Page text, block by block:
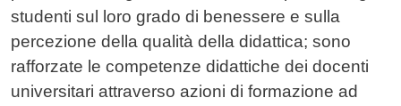
studenti sul loro grado di benessere e sulla
percezione della qualità della didattica; sono
rafforzate le competenze didattiche dei docenti
universitari attraverso azioni di formazione ad